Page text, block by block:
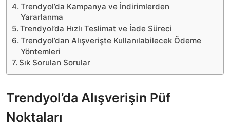
Trendyol’da Kampanya ve İndirimlerden
Yararlanma
Trendyol’da Hızlı Teslimat ve İade Süreci
Trendyol’dan Alışverişte Kullanılabilecek Ödeme
Yöntemleri
Sık Sorulan Sorular
Trendyol’da Alışverişin Püf
Noktaları